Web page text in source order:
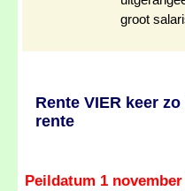
groot
Rente VIER keer
rente
Peildatum 1 november